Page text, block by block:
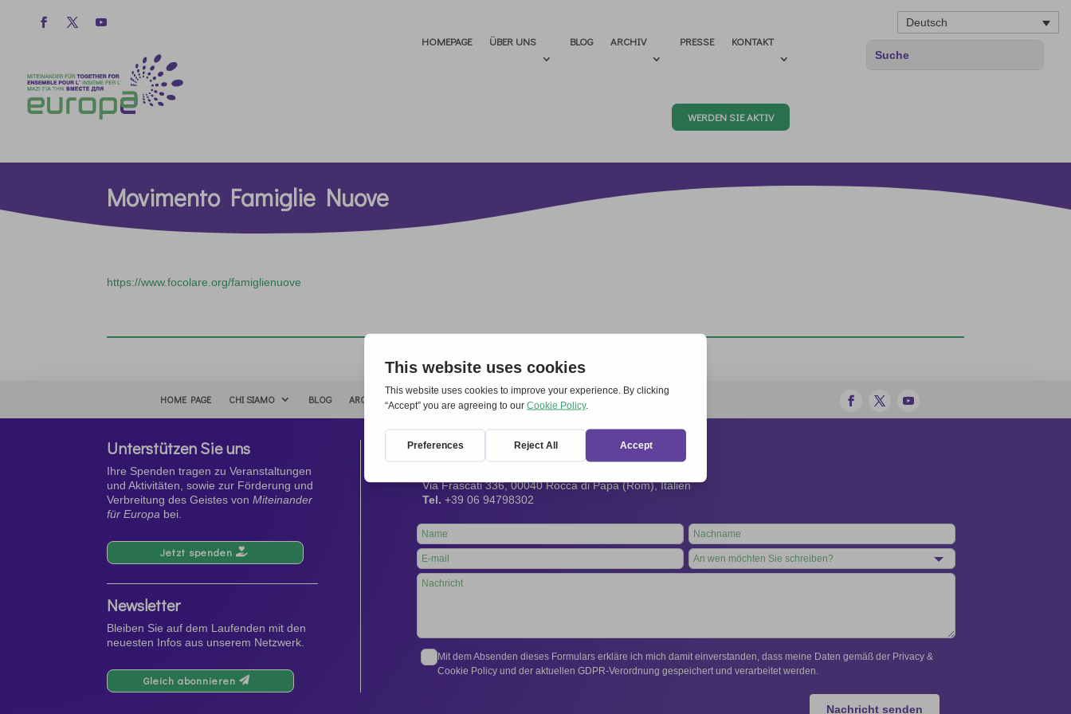
Deutsch
HOMEPAGE ÜBER UNS BLOG ARCHIV PRESSE KONTAKT
WERDEN SIE AKTIV
Movimento Famiglie Nuove
https://www.focolare.org/famiglienuove
HOME PAGE CHI SIAMO BLOG ARCHIVIO CONTATTI ATTÌVATI
Unterstützen Sie uns
Ihre Spenden tragen zu Veranstaltungen
und Aktivitäten, sowie zur Förderung und
Verbreitung des Geistes vonMiteinander
für Europa bei.
Jetzt spenden
Newsletter
Bleiben Sie auf dem Laufenden mit den
neuesten Infos aus unserem Netzwerk.
Gleich abonnieren
Kontakt
Via Frascati 336, 00040 Rocca di Papa (Rom), Italien
Tel. +39 06 94798302
Leave
this
field
blank
Mit dem Absenden dieses Formulars erkläre ich mich damit einverstanden, dass meine Daten gemäß der Privacy &
Cookie Policy und der aktuellen GDPR-Verordnung gespeichert und verarbeitet werden.
Nachricht senden